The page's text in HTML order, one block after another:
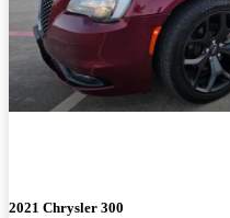
2021 Chrysler 300